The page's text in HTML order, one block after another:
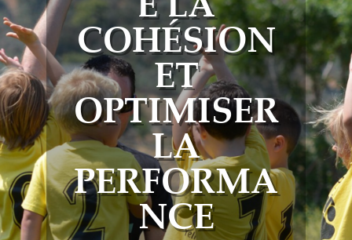
COHÉSION
ET
OPTIMISER
LA
PERFORMA
NCE